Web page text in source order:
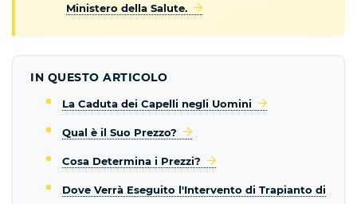
Ministero della Salute.
IN QUESTO ARTICOLO
La Caduta dei Capelli negli Uomini
Qual è il Suo Prezzo?
Cosa Determina i Prezzi?
Dove Verrà Eseguito l'Intervento di Trapianto di